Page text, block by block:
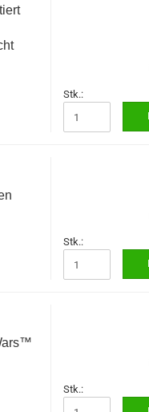
Stk.:
Stk.:
Stk.: